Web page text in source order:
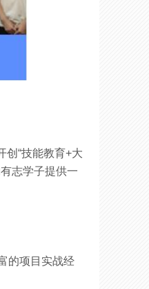
创“技能教育+大
志学子提供一
的项目实战经